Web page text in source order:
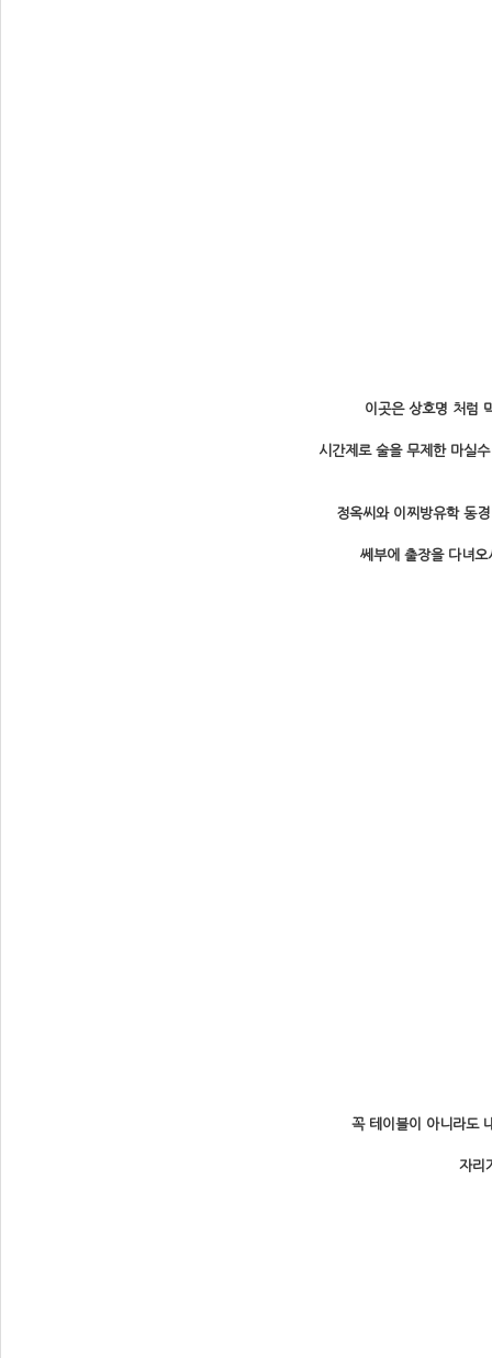
이곳은 상호명 처럼
시간제로 술을 무제한 마실
정옥씨와 이찌방유학 동
쎄부에 출장을 다녀
꼭 테이블이 아니라도
자리